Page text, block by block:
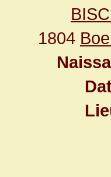
1804